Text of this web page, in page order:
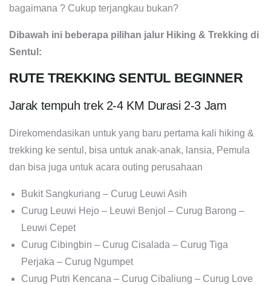
bagaimana ? Cukup terjangkau bukan?
Dibawah ini beberapa pilihan jalur Hiking & Trekking di
Sentul:
RUTE TREKKING SENTUL BEGINNER
Jarak tempuh trek 2-4 KM Durasi 2-3 Jam
Direkomendasikan untuk yang baru pertama kali hiking &
trekking ke sentul, bisa untuk anak-anak, lansia, Pemula
dan bisa juga untuk acara outing perusahaan
Bukit Sangkuriang – Curug Leuwi Asih
Curug Leuwi Hejo – Leuwi Benjol – Curug Barong –
Leuwi Cepet
Curug Cibingbin – Curug Cisalada – Curug Tiga
Perjaka – Curug Ngumpet
Curug Putri Kencana – Curug Cibaliung – Curug Love